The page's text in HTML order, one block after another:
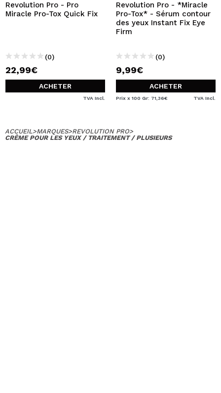
Revolution Pro - Pro
Miracle Pro-Tox Quick Fix
(0)
22,99€
ACHETER
TVA Incl.
Revolution Pro - *Miracle
Pro-Tox* - Sérum contour
des yeux Instant Fix Eye
Firm
(0)
9,99€
ACHETER
Prix x 100 Gr: 71,36€ TVA Incl.
ACCUEIL>MARQUES>REVOLUTION PRO>
CRÈME POUR LES YEUX / TRAITEMENT / PLUSIEURS